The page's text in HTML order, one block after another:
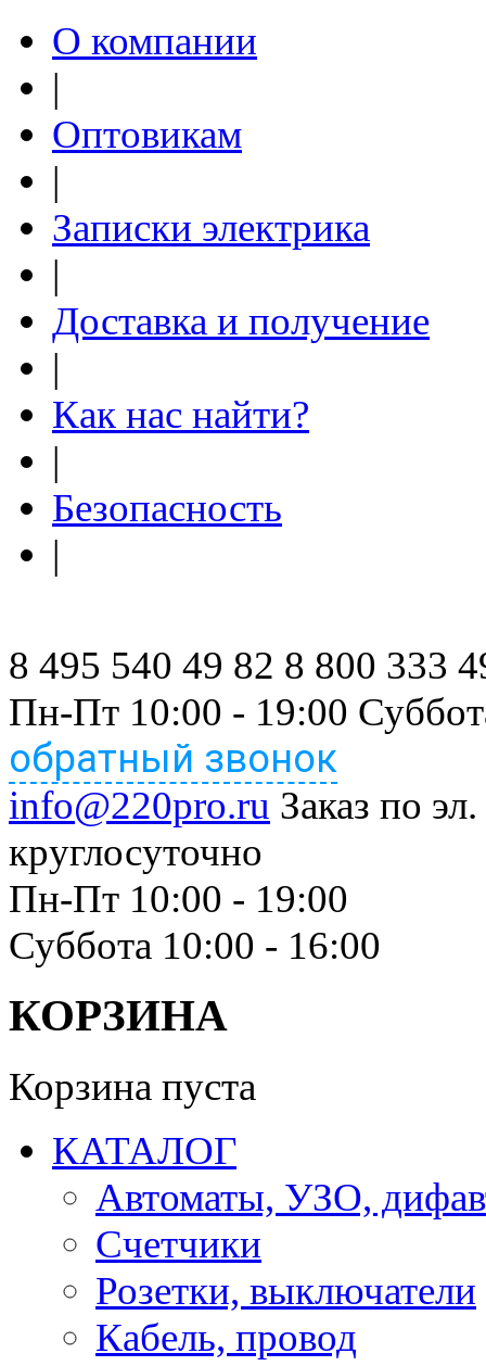
О компании
|
Оптовикам
|
Записки электрика
|
Доставка и получение
|
Как нас найти?
|
Безопасность
|
8 495 540 49 82 8 800 333
Пн-Пт 10:00 - 19:00
обратный звонок
info@220pro.ru Заказ по
круглосуточно
Пн-Пт 10:00 - 19:00
Суббота 10:00 - 16:00
КОРЗИНА
Корзина пуста
КАТАЛОГ
Автоматы, УЗО,
Счетчики
Розетки, выключатели
Кабель, провод